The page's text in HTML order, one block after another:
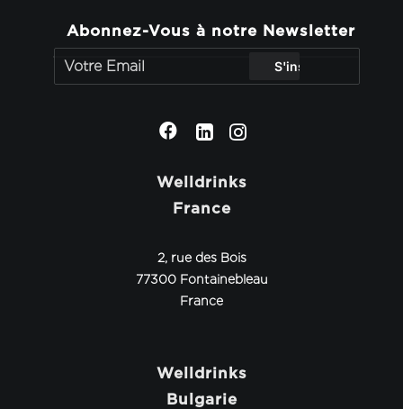
Abonnez-Vous à notre Newsletter
Welldrinks
France
2, rue des Bois
77300 Fontainebleau
France
Welldrinks
Bulgarie